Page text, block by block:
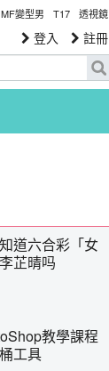
MF變型男 T17 透視鏡
登入 註冊
道六合彩「女
芷晴吗
教學課程
工具